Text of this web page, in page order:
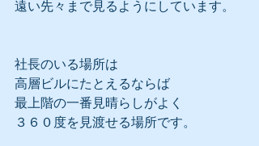
遠い先々まで見るようにしています。
社長のいる場所は
高層ビルにたとえるならば
最上階の一番見晴らしがよく
３６０度を見渡せる場所です。